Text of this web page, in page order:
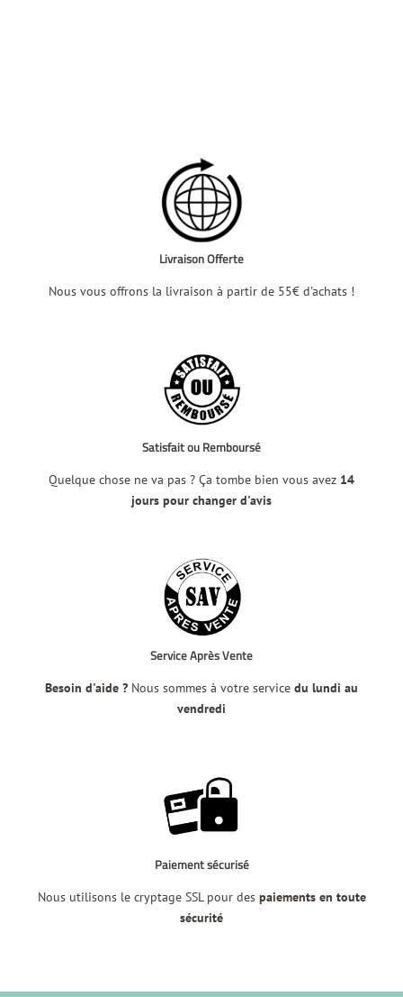
Livraison Offerte
Nous vous offrons la livraison à partir de 55€ d'achats !
Satisfait ou Remboursé
Quelque chose ne va pas ? Ça tombe bien vous avez 14
jours pour changer d'avis
Service Après Vente
Besoin d'aide ? Nous sommes à votre service du lundi au
vendredi
Paiement sécurisé
Nous utilisons le cryptage SSL pour des paiements en toute
sécurité